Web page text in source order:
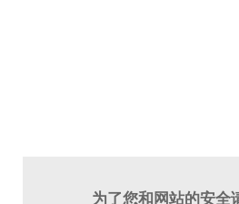
为了您和网站的安全